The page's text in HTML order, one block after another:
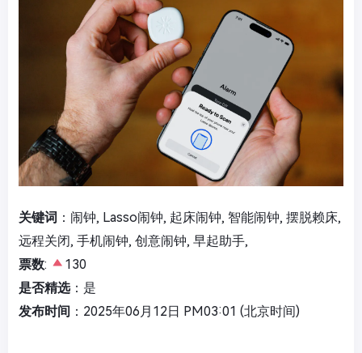
关键词 ：闹钟, Lasso闹钟, 起床闹钟, 智能闹钟, 摆脱赖床,
远程关闭, 手机闹钟, 创意闹钟, 早起助手,
票数:
130
是否精选：是
发布时间 ：2025年06月12日 PM03:01 (北京时间)